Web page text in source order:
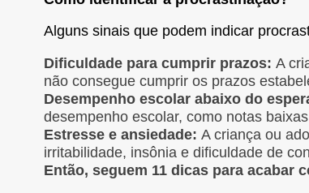
Alguns sinais que podem indicar
Dificuldade para cumprir prazos: A
não consegue cumprir os prazos
Desempenho escolar abaixo do
desempenho escolar, como notas
Estresse e ansiedade: A criança ou
irritabilidade, insônia e dificuldade de
Então, seguem 11 dicas para acabar